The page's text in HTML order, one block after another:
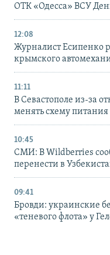
ОТК «Одесса» ВСУ
12:08
Журналист Есипенко
крымского
11:11
В Севастополе из-за
менять схему питания
10:45
СМИ: В Wildberries
перенести в
09:41
Бровди: украинские
«теневого флота» у